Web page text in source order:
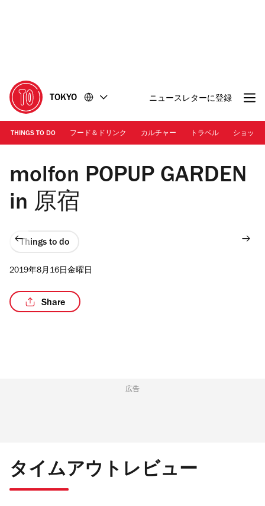
に
移
動
移
動
TOKYO ニュースレターに登録
THINGS TO DO フード＆ドリンク カルチャー トラベル ショッピ
molfon POPUP GARDEN
in 原宿
Things to do
2019年8月16日金曜日
Share
広告
タイムアウトレビュー